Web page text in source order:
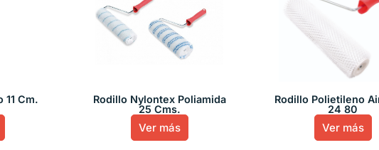
11 Cm.
Rodillo Nylontex Poliamida
25 Cms.
Ver más
Rodillo Polietileno
24 80
Ver más